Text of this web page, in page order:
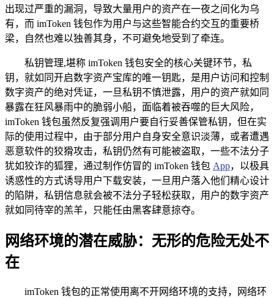
出现过严重的漏洞，导致大量用户的资产在一夜之间化为乌
有，而 imToken 钱包作为用户与这些智能合约交互的重要桥
梁，自然也难以独善其身，不可避免地受到了牵连。
私钥管理,堪称 imToken 钱包安全的核心关键环节，私
钥，就如同开启数字资产宝库的唯一钥匙，是用户访问和控制
数字资产的绝对凭证，一旦私钥不慎泄露，用户的资产就如同
暴露在狂风暴雨中的脆弱小船，面临着被吞噬的巨大风险，
imToken 钱包虽然反复强调用户要自行妥善保管私钥，但在实
际的使用过程中，由于部分用户自身安全意识淡薄，或者遭遇
恶意软件的狡猾攻击，私钥仍然有可能被盗取，一些不法分子
犹如狡诈的狐狸，通过制作仿冒的 imToken 钱包 App，以极具
诱惑性的方式诱导用户下载安装，一旦用户落入他们精心设计
的陷阱，私钥信息就会被不法分子轻松获取，用户的数字资产
就如同待宰的羔羊，只能任由黑客肆意掠夺。
网络环境的潜在威胁：无形的危险无处不
在
imToken 钱包的正常使用离不开网络环境的支持，网络环